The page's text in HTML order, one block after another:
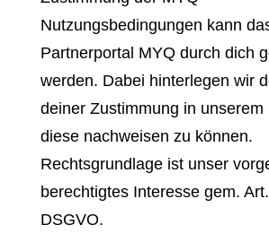
Nutzungsbedingungen kann
Partnerportal MYQ durch dich
werden. Dabei hinterlegen wir
deiner Zustimmung in unserem
diese nachweisen zu können.
Rechtsgrundlage ist unser
berechtigtes Interesse gem.
DSGVO.